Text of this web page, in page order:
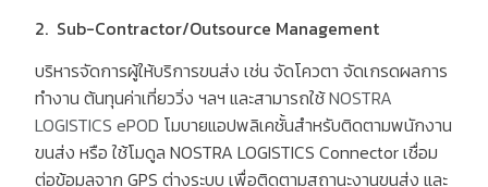
2. Sub-Contractor/Outsource Management
บริหารจัดการผู้ให้บริการขนส่ง เช่น จัดโควตา จัดเกรดผลการ
ทำงาน ต้นทุนค่าเที่ยววิ่ง ฯลฯ และสามารถใช้NOSTRA
LOGISTICS ePOD โมบายแอปพลิเคชั้นสำหรับติดตามพนักงาน
ขนส่ง หรือ ใช้โมดูล NOSTRA LOGISTICS Connectorเชื่อม
ต่อข้อมูลจาก GPSต่างระบบ เพื่อติดตามสถานะงานขนส่ง และ